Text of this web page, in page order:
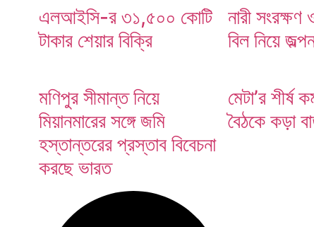
এলআইসি-র ৩১,৫০০ কোটি
টাকার শেয়ার বিক্রি
নারী সংরক্ষণ
বিল নিয়ে
মণিপুর সীমান্ত নিয়ে
মিয়ানমারের সঙ্গে জমি
হস্তান্তরের প্রস্তাব বিবেচনা
করছে ভারত
মেটা’র শীর্ষ
বৈঠকে কড়া